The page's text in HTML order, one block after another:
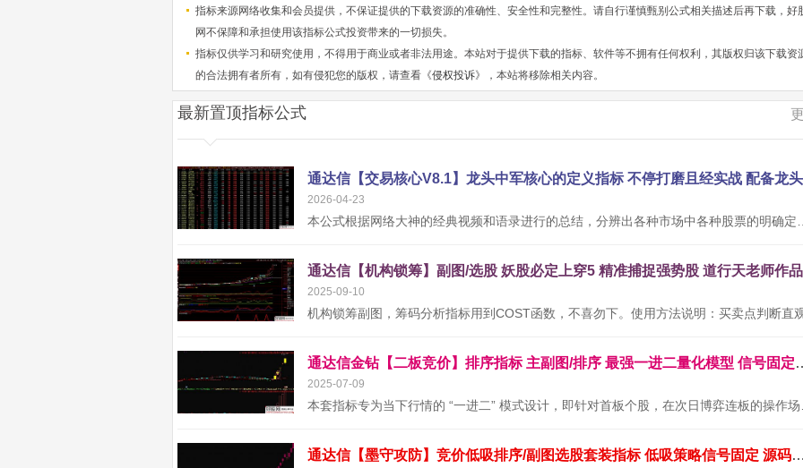
指标来源网络收集和会员提供，不保证提供的下载资源的准确性、安全性和完整性。请自行谨慎甄别公式相关描述后再下载，好
网不保障和承担使用该指标公式投资带来的一切损失。
指标仅供学习和研究使用，不得用于商业或者非法用途。本站对于提供下载的指标、软件等不拥有任何权利，其版权归该下载资
的合法拥有者所有，如有侵犯您的版权，请查看《侵权投诉》，本站将移除相关内容。
最新置顶指标公式
2026-04-23
2025-09-10
通达信金钻【二板竞价】排序指标
2025-07-09
通达信【墨守攻防】竞价低吸排序/副图选股套装指标 低吸策略信号固定 源码无未来